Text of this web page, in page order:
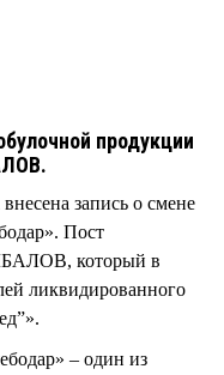
продукции
запись о смене
Пост
который в
ликвидированного
– один из